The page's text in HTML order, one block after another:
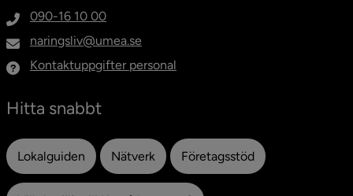
090-16 10 00
naringsliv@umea.se
Kontaktuppgifter personal
Hitta snabbt
Lokalguiden Nätverk Företagsstöd